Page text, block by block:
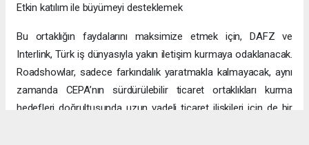
Etkin katılım ile büyümeyi desteklemek
Bu ortaklığın faydalarını maksimize etmek için, DAFZ ve
Interlink, Türk iş dünyasıyla yakın iletişim kurmaya odaklanacak.
Roadshowlar, sadece farkındalık yaratmakla kalmayacak, aynı
zamanda CEPA’nın sürdürülebilir ticaret ortaklıkları kurma
hedefleri doğrultusunda uzun vadeli ticaret ilişkileri için de bir